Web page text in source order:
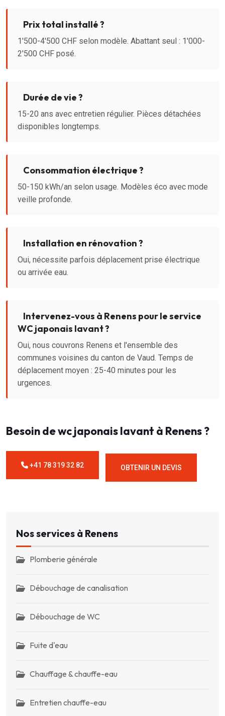
Prix total installé ?
1'500-4'500 CHF selon modèle. Abattant seul : 1'000-
2'500 CHF posé.
Durée de vie ?
15-20 ans avec entretien régulier. Pièces détachées
disponibles longtemps.
Consommation électrique ?
50-150 kWh/an selon usage. Modèles éco avec mode
veille profonde.
Installation en rénovation ?
Oui, nécessite parfois déplacement prise électrique
ou arrivée eau.
Intervenez-vous à Renens pour le service
WC japonais lavant ?
Oui, nous couvrons Renens et l'ensemble des
communes voisines du canton de Vaud. Temps de
déplacement moyen : 25-40 minutes pour les
urgences.
Besoin de wc japonais lavant à Renens ?
+41 78 319 32 82 OBTENIR UN DEVIS
Nos services à Renens
Plomberie générale
Débouchage de canalisation
Débouchage de WC
Fuite d'eau
Chauffage & chauffe-eau
Entretien chauffe-eau